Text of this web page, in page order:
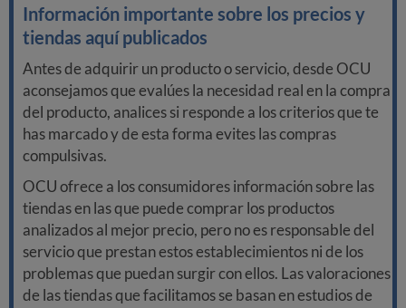
Información importante sobre los precios y
tiendas aquí publicados
Antes de adquirir un producto o servicio, desde OCU
aconsejamos que evalúes la necesidad real en la compra
del producto, analices si responde a los criterios que te
has marcado y de esta forma evites las compras
compulsivas.
OCU ofrece a los consumidores información sobre las
tiendas en las que puede comprar los productos
analizados al mejor precio, pero no es responsable del
servicio que prestan estos establecimientos ni de los
problemas que puedan surgir con ellos. Las valoraciones
de las tiendas que facilitamos se basan en estudios de